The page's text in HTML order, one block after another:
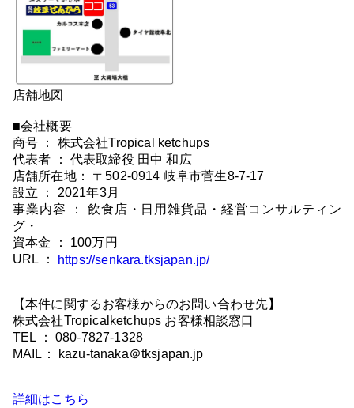
店舗地図
■会社概要
商号 ： 株式会社Tropical ketchups
代表者 ： 代表取締役 田中 和広
店舗所在地： 〒502-0914 岐阜市菅生8-7-17
設立 ： 2021年3月
事業内容 ： 飲食店・日用雑貨品・経営コンサルティン
グ・
資本金 ： 100万円
URL ：
https://senkara.tksjapan.jp/
【本件に関するお客様からのお問い合わせ先】
株式会社Tropicalketchups お客様相談窓口
TEL ： 080-7827-1328
MAIL： kazu-tanaka＠tksjapan.jp
詳細はこちら